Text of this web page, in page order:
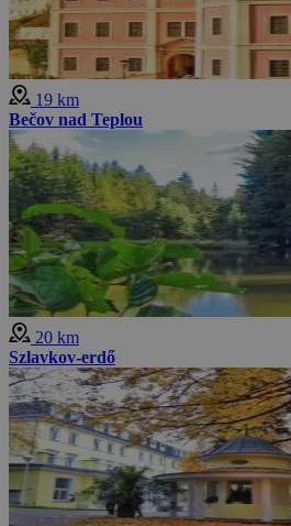
19 km
Bečov nad Teplou
20 km
Szlavkov-erdő